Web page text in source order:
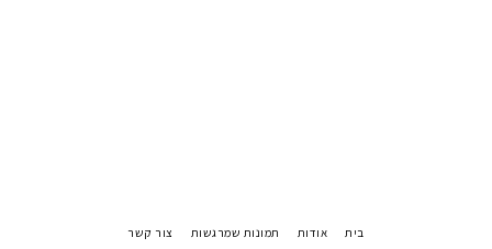
בית אודות תמונות שמרגשות צור קשר